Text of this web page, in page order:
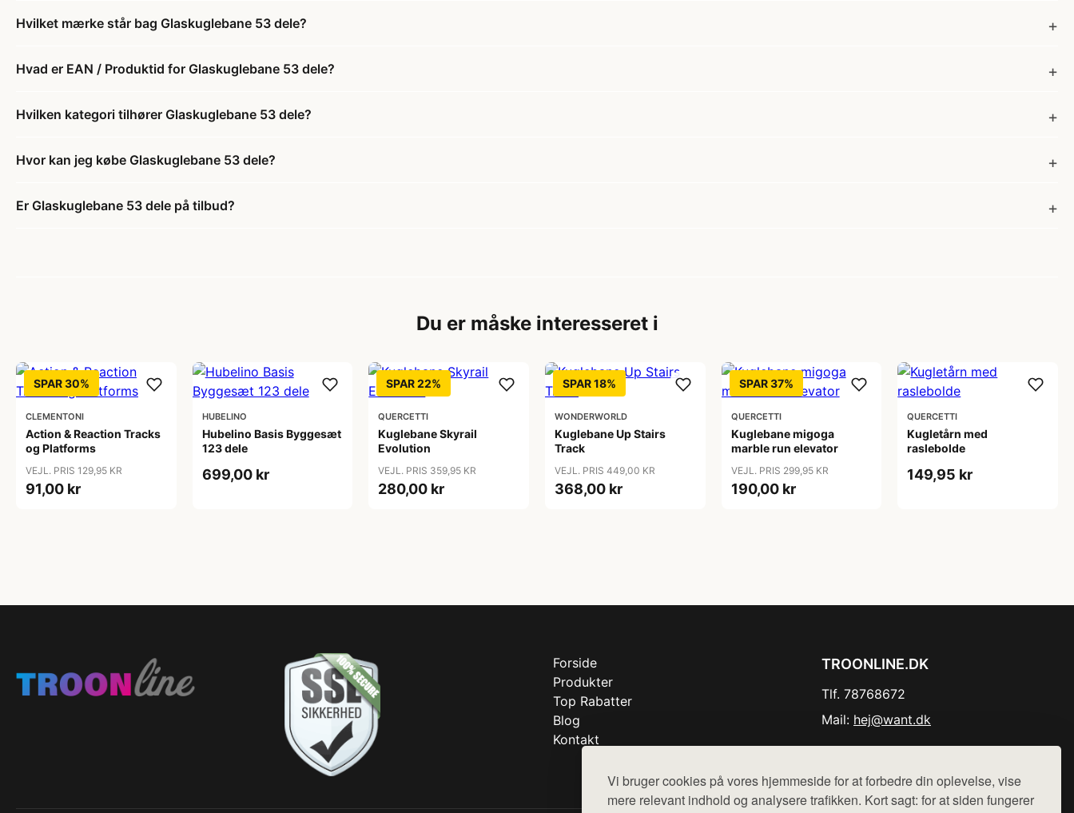
Vi bruger cookies på vores hjemmeside for at forbedre din oplevelse, vise
mere relevant indhold og analysere trafikken. Kort sagt: for at siden fungerer
Hvilket mærke står bag Glaskuglebane 53 dele?
Hvad er EAN / Produktid for Glaskuglebane 53 dele?
Hvilken kategori tilhører Glaskuglebane 53 dele?
Hvor kan jeg købe Glaskuglebane 53 dele?
Er Glaskuglebane 53 dele på tilbud?
Du er måske interesseret i
SPAR 30%
CLEMENTONI
Action & Reaction Tracks
og Platforms
VEJL. PRIS 129,95 KR
91,00 kr
HUBELINO
Hubelino Basis Byggesæt
123 dele
699,00 kr
SPAR 22%
QUERCETTI
Kuglebane Skyrail
Evolution
VEJL. PRIS 359,95 KR
280,00 kr
SPAR 18%
WONDERWORLD
Kuglebane Up Stairs
Track
VEJL. PRIS 449,00 KR
368,00 kr
SPAR 37%
QUERCETTI
Kuglebane migoga
marble run elevator
VEJL. PRIS 299,95 KR
190,00 kr
QUERCETTI
Kugletårn med
raslebolde
149,95 kr
Forside
Produkter
Top Rabatter
Blog
Kontakt
TROONLINE.DK
Tlf. 78768672
Mail: hej@want.dk